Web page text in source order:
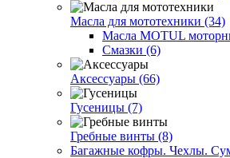
Масла для мототехники (34)
Масла MOTUL
Смазки (6)
Аксессуары (66)
Гусеницы (7)
Гребные винты (8)
Багажные кофры. Чехлы.